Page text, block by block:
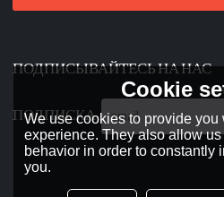
ПОДПИСЫВАЙТЕСЬ НА НАС
ПОДПИСКА
Cookie
We use cookies to provide
experience. They also allow
behavior in order to constantly
you.